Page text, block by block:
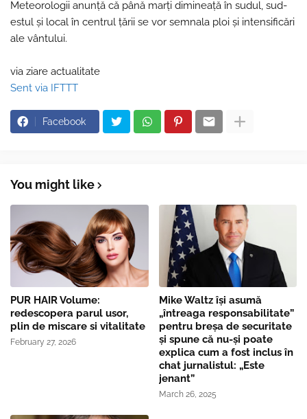
Meteorologii anunţă că până marţi dimineaţă în sudul, sud-
estul şi local în centrul ţării se vor semnala ploi şi intensificări
ale vântului.
via ziare actualitate
Sent via IFTTT
Facebook
You might like
PUR HAIR Volume:
redescopera parul usor,
plin de miscare si vitalitate
February 27, 2026
Mike Waltz îşi asumă
„întreaga responsabilitate”
pentru breşa de securitate
și spune că nu-și poate
explica cum a fost inclus în
chat jurnalistul: „Este
jenant”
March 26, 2025